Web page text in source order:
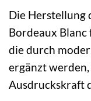
Die Herstellung
Bordeaux
die durch
ergänzt
Ausdruckskraft